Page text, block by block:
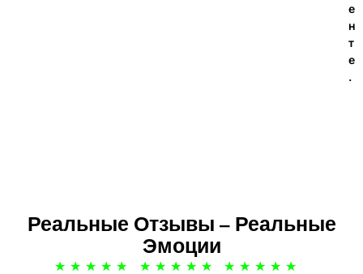
е
н
т
е
.
Реальные Отзывы – Реальные
Эмоции
★ ★ ★ ★ ★ ★ ★ ★ ★ ★5
★ ★ ★ ★ ★